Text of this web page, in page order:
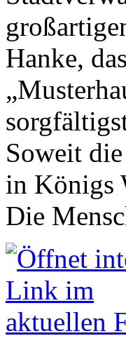
Hanke,
Soweit
in Königs
Die